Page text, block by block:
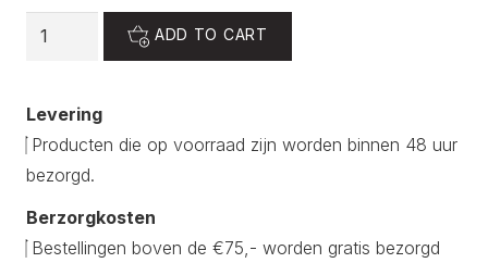
Gel
quantity
ADD TO CART
Levering
Producten die op voorraad zijn worden binnen 48 uur
bezorgd.
Berzorgkosten
Bestellingen boven de €75,- worden gratis bezorgd